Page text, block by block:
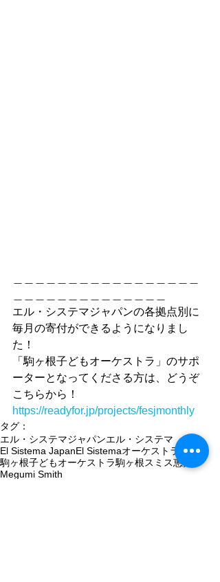
エル・システマジャパンの各拠点別に
毎月の寄付ができるようになりまし
た！
「駒ヶ根子どもオーケストラ」のサポ
ーターとなってくださる方は、どうぞ
こちらから！
https://readyfor.jp/projects/fesjmonthly
タグ：
エル・システマジャパンエル・システマ
El Sistema JapanEl Sistemaオーケストラ
駒ヶ根子どもオーケストラ駒ヶ根スミス恵美
Megumi Smith